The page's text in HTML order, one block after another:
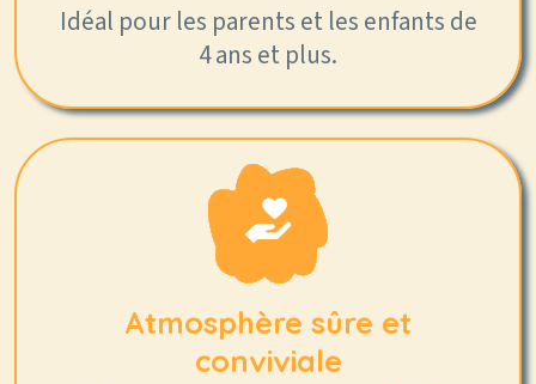
Idéal pour les parents et les enfants de
4 ans et plus.
Atmosphère sûre et
conviviale